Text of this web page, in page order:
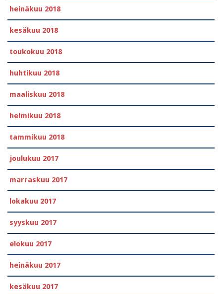
heinäkuu 2018
kesäkuu 2018
toukokuu 2018
huhtikuu 2018
maaliskuu 2018
helmikuu 2018
tammikuu 2018
joulukuu 2017
marraskuu 2017
lokakuu 2017
syyskuu 2017
elokuu 2017
heinäkuu 2017
kesäkuu 2017